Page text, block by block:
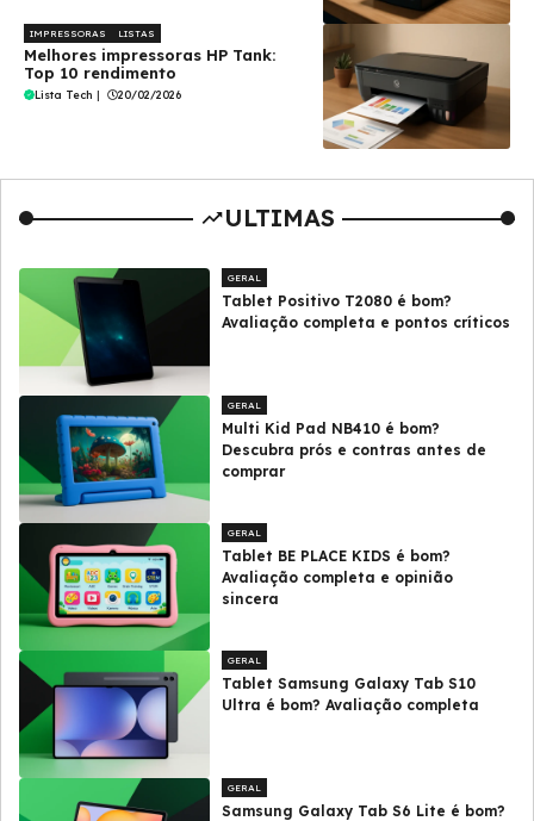
IMPRESSORAS LISTAS
Melhores impressoras HP Tank:
Top 10 rendimento
Lista Tech | 20/02/2026
ULTIMAS
GERAL
Tablet Positivo T2080 é bom?
Avaliação completa e pontos críticos
GERAL
Multi Kid Pad NB410 é bom?
Descubra prós e contras antes de
comprar
GERAL
Tablet BE PLACE KIDS é bom?
Avaliação completa e opinião
sincera
GERAL
Tablet Samsung Galaxy Tab S10
Ultra é bom? Avaliação completa
GERAL
Samsung Galaxy Tab S6 Lite é bom?